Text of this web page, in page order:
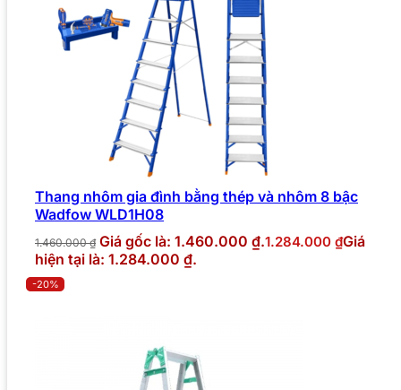
Thang nhôm gia đình bằng thép và nhôm 8 bậc
Wadfow WLD1H08
1.460.000₫ Giá gốc là: 1.460.000 ₫.1.284.000 ₫Giá
hiện tại là: 1.284.000 ₫.
-20%